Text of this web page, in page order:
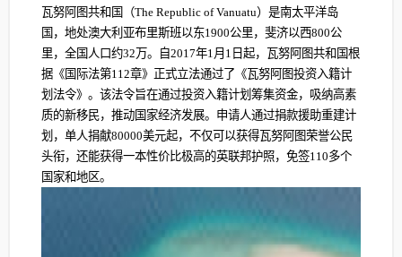
瓦努阿图共和国（The Republic of Vanuatu）是南太平洋岛
国，地处澳大利亚布里斯班以东1900公里，斐济以西800公
里，全国人口约32万。自2017年1月1日起，瓦努阿图共和国根
据《国际法第112章》正式立法通过了《瓦努阿图投资入籍计
划法令》。该法令旨在通过投资入籍计划筹集资金，吸纳高素
质的新移民，推动国家经济发展。申请人通过捐款援助重建计
划，单人捐献80000美元起，不仅可以获得瓦努阿图荣誉公民
头衔，还能获得一本性价比极高的英联邦护照，免签110多个
国家和地区。